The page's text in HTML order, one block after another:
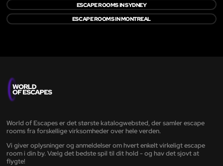
ESCAPE ROOMS IN SYDNEY
ESCAPE ROOMS IN MONTREAL
World of Escapes er det største katalogwebsted, der samler escape
rooms fra forskellige virksomheder over hele verden.
Vi giver oplysninger og anmeldelser om hvert enkelt virkeligt escape
room i din by. Vælg det bedste spil til dit hold - og hav det sjovt at
flygte!